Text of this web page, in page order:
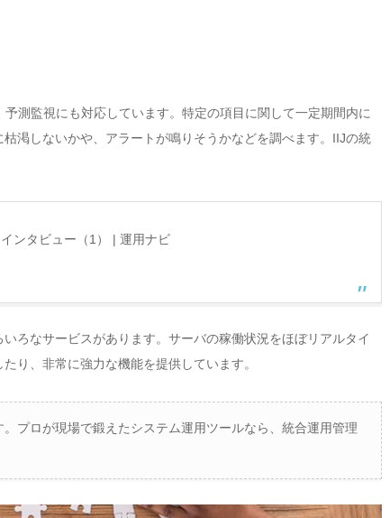
測監視にも対応しています。特定の項目に関して一定期間内に
渇しないかや、アラートが鳴りそうかなどを調べます。IIJの統
ンタビュー（1） | 運用ナビ
ろなサービスがあります。サーバの稼働状況をほぼリアルタイ
り、非常に強力な機能を提供しています。
プロが現場で鍛えたシステム運用ツールなら、統合運用管理